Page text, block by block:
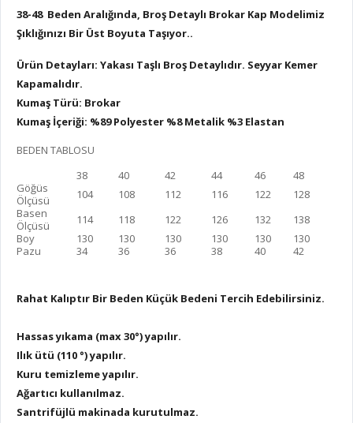
38-48 Beden Aralığında, Broş Detaylı Brokar Kap Modelimiz
Şıklığınızı Bir Üst Boyuta Taşıyor..
Ürün Detayları: Yakası Taşlı Broş Detaylıdır. Seyyar Kemer
Kapamalıdır.
Kumaş Türü: Brokar
Kumaş İçeriği: %89 Polyester %8 Metalik %3 Elastan
BEDEN TABLOSU
38
40 42 44 46
48
Göğüs
Ölçüsü
104 108 112 116 122
128
Basen
Ölçüsü
114 118 122 126 132
138
Boy
130 130 130 130 130
130
Pazu
34 36 36 38 40 42
Rahat Kalıptır Bir Beden Küçük Bedeni Tercih Edebilirsiniz.
Hassas yıkama (max 30°) yapılır.
Ilık ütü (110 °) yapılır.
Kuru temizleme yapılır.
Ağartıcı kullanılmaz.
Santrifüjlü makinada kurutulmaz.